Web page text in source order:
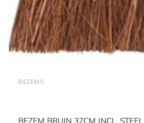
BEZEMS
BEZEM BRUIN 37CM INCL. STEEL